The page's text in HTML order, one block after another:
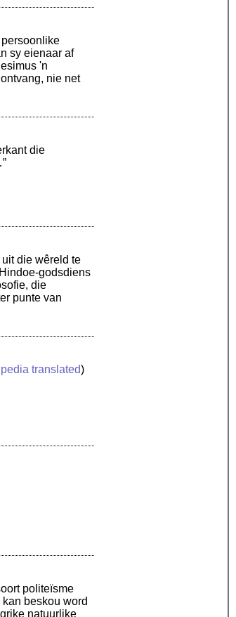
sy eienaar af
'n
nie net
die
die wêreld te
godsdiens
die
punte van
translated)
politeïsme
beskou word
natuurlike